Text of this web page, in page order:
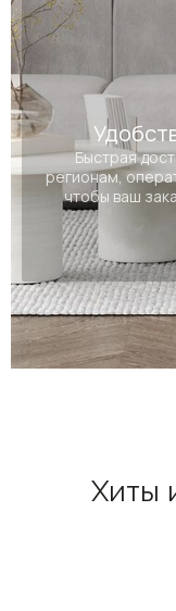
Быстрая
регионам,
чтобы ваш
Хиты